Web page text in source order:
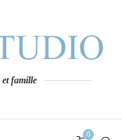
famille
0